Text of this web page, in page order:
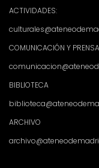
ACTIVIDADES:
COMUNICACIÓN Y PRENSA
BIBLIOTECA
ARCHIVO